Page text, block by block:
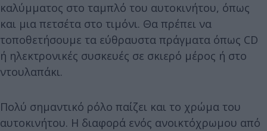
καλύμματος στο ταμπλό του αυτοκινήτου, όπως
και μια πετσέτα στο τιμόνι. Θα πρέπει να
τοποθετήσουμε τα εύθραυστα πράγματα όπως CD
ή ηλεκτρονικές συσκευές σε σκιερό μέρος ή στο
ντουλαπάκι.
Πολύ σημαντικό ρόλο παίζει και το χρώμα του
αυτοκινήτου. Η διαφορά ενός ανοικτόχρωμου από